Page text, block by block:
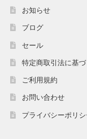
ホワイトデー特集
マイアカウント
配送先住所
お知らせ
ブログ
セール
特定商取引法に基
ご利用規約
お問い合わせ
プライバシーポリ